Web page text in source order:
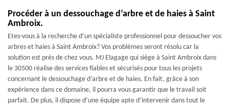
Procéder à un dessouchage d’arbre et de haies à Saint
Ambroix.
Etes-vous à la recherche d’un spécialiste professionnel pour dessoucher vos
arbres et haies à Saint Ambroix? Vos problèmes seront résolu car la
solution est près de chez vous. MJ Elagage qui siège à Saint Ambroix dans
le 30500 réalise des services fiables et sécurisés pour tous les projets
concernant le dessouchage d’arbre et de haies. En fait, grâce à son
expérience dans ce domaine, il pourra vous garantir que le travail soit
parfait. De plus, il dispose d’une équipe apte d’intervenir dans tout le